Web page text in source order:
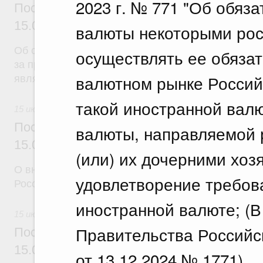
2023 г. № 771 "Об
валюты некоторыми
осуществлять ее
валютном рынке
такой иностранной
валюты, направляемой
(или) их дочерними
удовлетворение
иностранной валюте;
Правительства
Постановление Правительства
15.07.2026 г. № 892
Об отмене тарифной квоты на вывоз
за пределы территории Российской Федерации в
являющиеся членами Евразийского
Постановление Правительства
15.07.2026 г. № 894
О внесении изменений в некоторые акты
Российской Федерации
Постановление Правительства
15.07.2026 г. № 895